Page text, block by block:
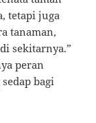
tetapi juga
tanaman,
sekitarnya.”
peran
bagi